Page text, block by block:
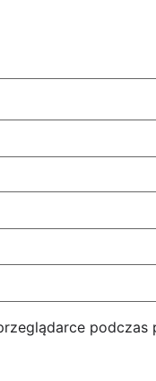
podczas